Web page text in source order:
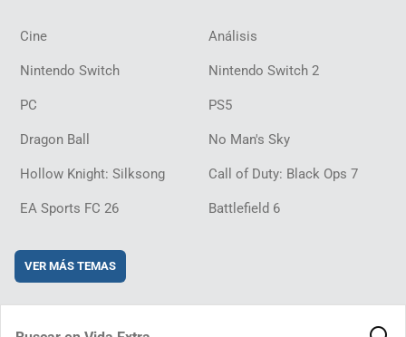
Cine Análisis
Nintendo Switch Nintendo Switch 2
PC PS5
Dragon Ball No Man's Sky
Hollow Knight: Silksong Call of Duty: Black Ops 7
EA Sports FC 26 Battlefield 6
VER MÁS TEMAS